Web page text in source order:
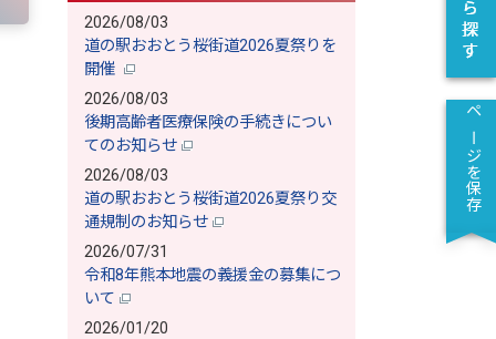
2026/08/03
道の駅おおとう桜街道2026夏祭りを
開催
2026/08/03
後期高齢者医療保険の手続きについ
てのお知らせ
2026/08/03
道の駅おおとう桜街道2026夏祭り交
通規制のお知らせ
2026/07/31
令和8年熊本地震の義援金の募集につ
いて
2026/01/20
ページを保存